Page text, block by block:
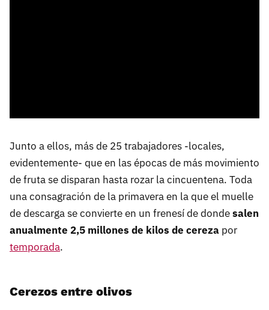
Junto a ellos, más de 25 trabajadores -locales,
evidentemente- que en las épocas de más movimiento
de fruta se disparan hasta rozar la cincuentena. Toda
una consagración de la primavera en la que el muelle
de descarga se convierte en un frenesí de dondesalen
anualmente 2,5 millones de kilos de cereza por
temporada.
Cerezos entre olivos